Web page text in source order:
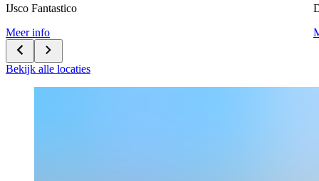
IJsco Fantastico
Meer info
Bekijk alle locaties